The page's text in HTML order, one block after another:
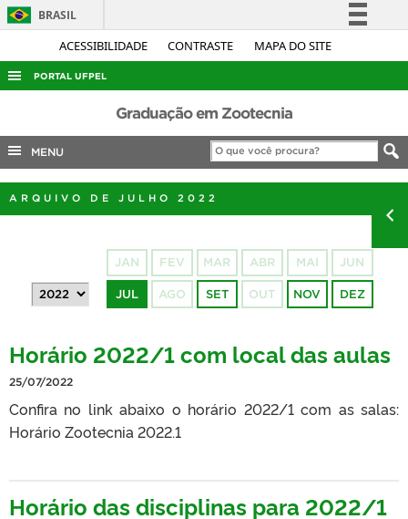
ACESSIBILIDADE CONTRASTE MAPA DO SITE
BRASIL
Simplifique!
Legislação
Canais
PORTAL UFPEL
ACESSO À INFORMAÇÃO
AUDITORIA
COBALTO
CONCURSOS
OUVIDORIA
TELEFONES
Graduação em Zootecnia
MENU
ARQUIVO DE JULHO 2022
JAN FEV MAR ABR MAI JUN
JUL AGO SET OUT NOV DEZ
Horário 2022/1 com local das aulas
25/07/2022
Confira no link abaixo o horário 2022/1 com as salas:
Horário Zootecnia 2022.1
Horário das disciplinas para 2022/1